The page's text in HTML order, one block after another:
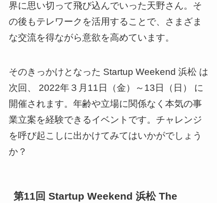
界に思い切って飛び込んでいった天野さん。そ
の後もテレワークを活用することで、さまざま
な交流を得ながら意欲を高めています。
そのきっかけとなった Startup Weekend 浜松 は
次回、 2022年３月11日（金）～13日（日） に
開催されます。年齢や立場に関係なく本気の事
業立案を経験できるイベントです。チャレンジ
を呼び起こしに出かけてみてはいかがでしょう
か？
第11回 Startup Weekend 浜松 The